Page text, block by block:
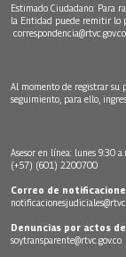
Estimado Ciudadano: Para
la Entidad puede remitir lo
correspondencia@rtvc.gov.co
Al momento de registrar su
seguimiento, para ello,
Asesor en línea: lunes 9:30
(+57) (601) 2200700
Correo de
Denuncias por actos
soytransparente@rtvc.gov.co